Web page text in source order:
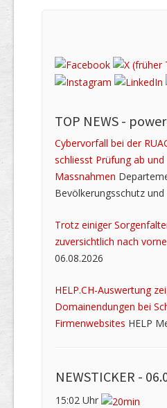
TOP NEWS -
Cybervorfall bei der
schliesst Prüfung ab
Massnahmen
Bevölkerungsschutz
Trotz einiger
zuversichtlich nach vorne
06.08.2026
HELP.CH-Auswertung
Domainendungen bei
Firmenwebsites HELP
NEWSTICKER -
15:02 Uhr